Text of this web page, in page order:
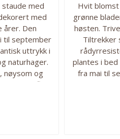
med
med
årer. Den
til september
uttrykk i
naturhager.
nøysom og
fliket
er attraktivt
Hvit
grønne
høsten.
Tiltrekker
plantes i
fra mai til
fra mars-